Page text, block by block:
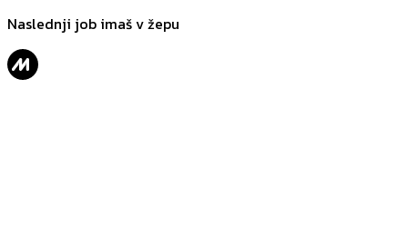
Naslednji job imaš v žepu